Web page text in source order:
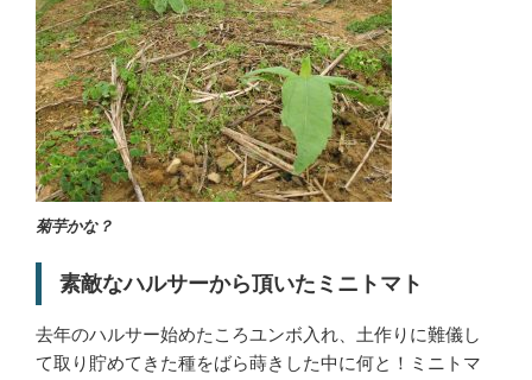
菊芋かな？
素敵なハルサーから頂いたミニトマト
去年のハルサー始めたころユンボ入れ、土作りに難儀し
て取り貯めてきた種をばら蒔きした中に何と！ミニトマ